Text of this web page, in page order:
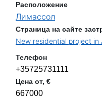
Расположение
Лимассол
Страница на сайте
New residential project in
Телефон
+35725731111
Цена от, €
667000